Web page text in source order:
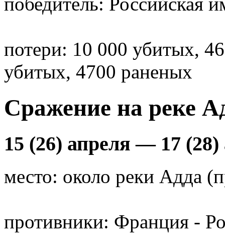
потери: 10 000 убитых,
убитых, 4700 раненых
Сражение на реке
15 (26) апреля — 17 (28)
место: около реки Адда
противники: Франция -